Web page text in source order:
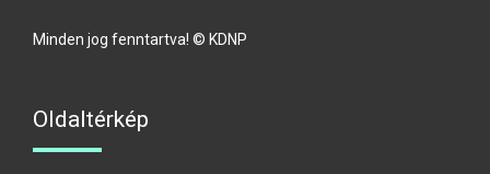
Minden jog fenntartva! © KDNP
Oldaltérkép